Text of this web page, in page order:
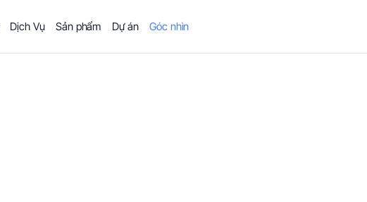
Dịch Vụ Sản phẩm Dự án Góc nhìn